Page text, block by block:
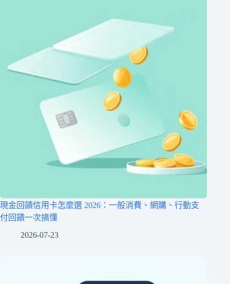
現金回饋信用卡怎麼選 2026：一般消費、網購、行動支
付回饋一次搞懂
2026-07-23